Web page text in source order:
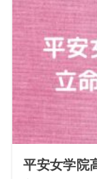
平安女学院